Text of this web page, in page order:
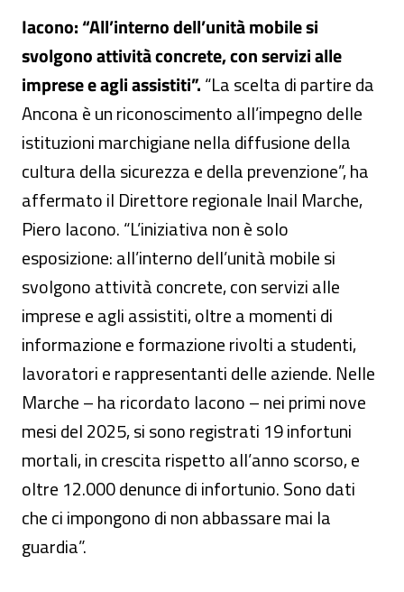
Iacono: “All’interno dell’unità mobile si
svolgono attività concrete, con servizi alle
imprese e agli assistiti”.“La scelta di partire da
Ancona è un riconoscimento all’impegno delle
istituzioni marchigiane nella diffusione della
cultura della sicurezza e della prevenzione”, ha
affermato il Direttore regionale Inail Marche,
Piero Iacono. “L’iniziativa non è solo
esposizione: all’interno dell’unità mobile si
svolgono attività concrete, con servizi alle
imprese e agli assistiti, oltre a momenti di
informazione e formazione rivolti a studenti,
lavoratori e rappresentanti delle aziende. Nelle
Marche – ha ricordato Iacono – nei primi nove
mesi del 2025, si sono registrati 19 infortuni
mortali, in crescita rispetto all’anno scorso, e
oltre 12.000 denunce di infortunio. Sono dati
che ci impongono di non abbassare mai la
guardia”.